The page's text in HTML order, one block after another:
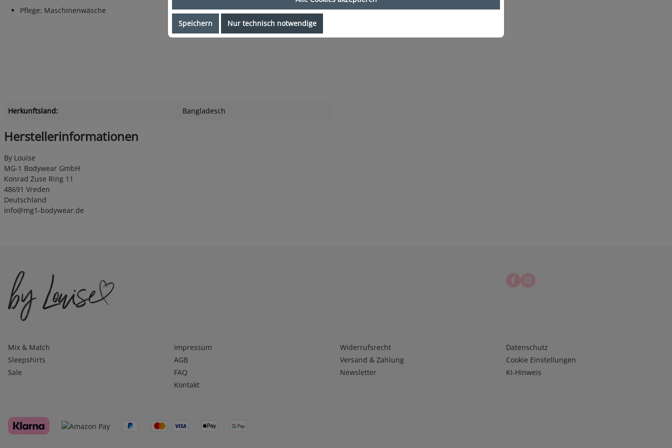
Pflege: Maschinenwäsche
Herkunftsland: Bangladesch
Herstellerinformationen
By Louise
MG-1 Bodywear GmbH
Konrad Zuse Ring 11
48691 Vreden
Deutschland
info@mg1-bodywear.de
Kategorien
Mix & Match
Sleepshirts
Sale
Infos 1
Impressum
AGB
FAQ
Kontakt
Infos 2
Widerrufsrecht
Versand & Zahlung
Newsletter
Infos 3
Datenschutz
Cookie Einstellungen
KI-Hinweis
Speichern Nur technisch notwendige